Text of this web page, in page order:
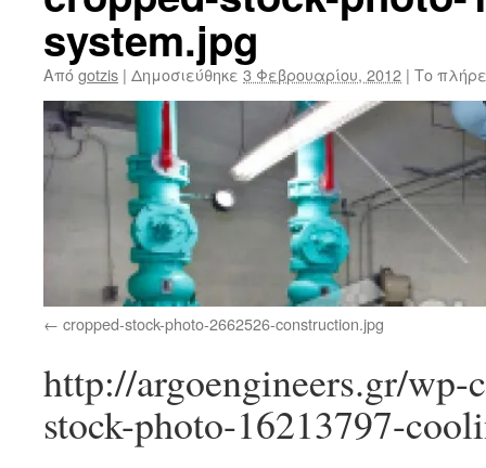
system.jpg
Απόgotzis | Δημοσιεύθηκε 3 Φεβρουαρίου, 2012 | Το
cropped-stock-photo-2662526-construction.jpg
http://argoengineers.gr/
stock-photo-16213797-